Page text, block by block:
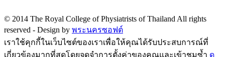
© 2014 The Royal College of Physiatrists of Thailand All rights
reserved - Design by พระนครซอฟต์
เราใช้คุกกี้ในเว็บไซต์ของเราเพื่อให้คุณได้รับประสบการณ์ที่
เกี่ยวข้องมากที่สุดโดยจดจำการตั้งค่าของคุณและเข้าชมซ้ำ ดู